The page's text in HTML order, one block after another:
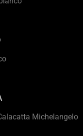
Michelangelo